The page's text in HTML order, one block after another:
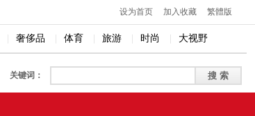
设为首页 加入收藏 繁體版
奢侈品 体育 旅游 时尚 大视野
关键词：